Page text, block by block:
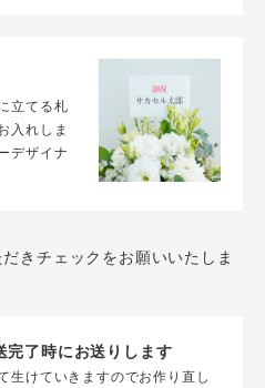
立てる札
入れしま
デザイナ
きチェックをお願いいたしま
完了時にお送りします
生けていきますのでお作り直し